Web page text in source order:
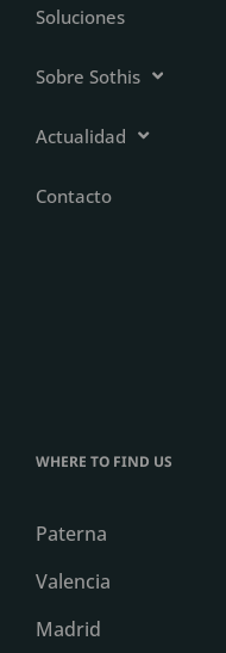
Soluciones
Sobre Sothis
Actualidad
Contacto
WHERE TO FIND US
Paterna
Valencia
Madrid